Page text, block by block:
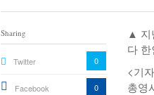
▲ 지
다
<기
총영
Sharing
Twitter 0
Facebook 0